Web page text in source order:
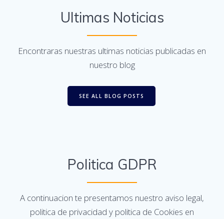
Ultimas Noticias
Encontraras nuestras ultimas noticias publicadas en
nuestro blog
SEE ALL BLOG POSTS
Politica GDPR
A continuacion te presentamos nuestro aviso legal,
politica de privacidad y politica de Cookies en